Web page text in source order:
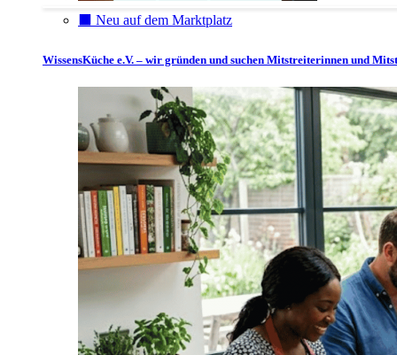
⬛️ Neu auf dem Marktplatz
WissensKüche e.V. – wir gründen und suchen Mitstreiterinnen und